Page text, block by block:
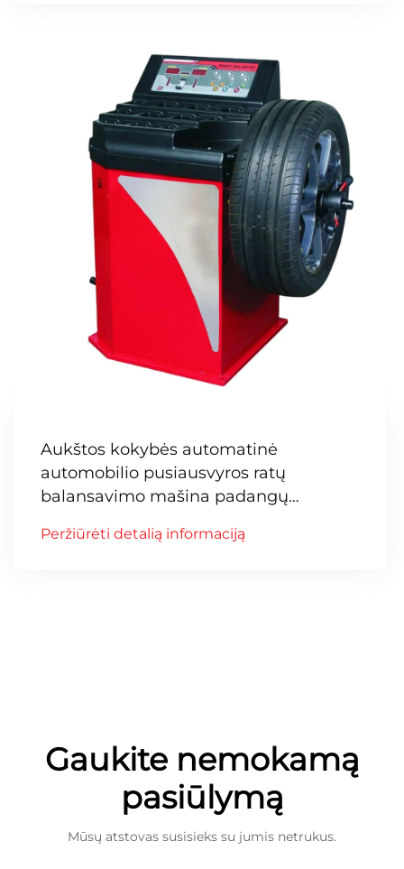
Aukštos kokybės automatinė
automobilio pusiausvyros ratų
balansavimo mašina padangų
Peržiūrėti detalią informaciją
Gaukite nemokamą
pasiūlymą
Mūsų atstovas susisieks su jumis netrukus.